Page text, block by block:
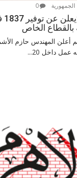
الجمهورية 0
أعلن المهندس حازم